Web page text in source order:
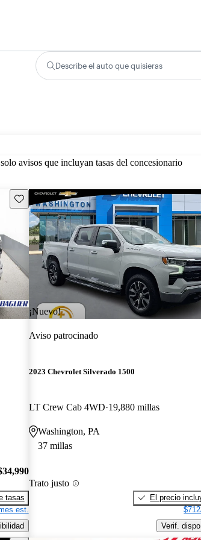
Describe el auto que quisieras
avisos que incluyan tasas del concesionario
Guarda este Aviso
tasas
est.
¡Nuevo!
Aviso patrocinado
2023 Chevrolet Silverado 1500
LT Crew Cab 4WD 19,880 millas
Washington, PA
37 millas
Trato justo
El precio
Verif.